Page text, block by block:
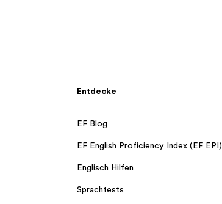
Entdecke
EF Blog
EF English Proficiency Index (EF EPI)
Englisch Hilfen
Sprachtests